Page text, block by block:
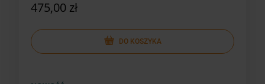
475,00 zł
DO KOSZYKA